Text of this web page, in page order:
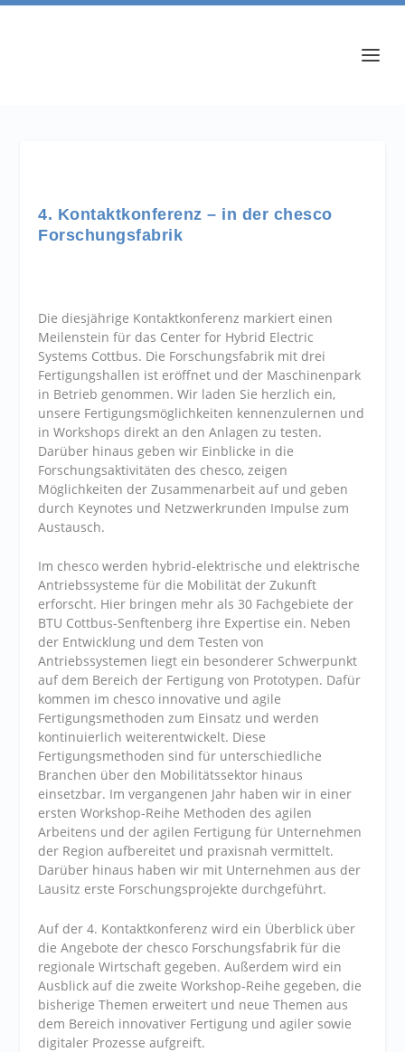
4. Kontaktkonferenz – in der chesco
Forschungsfabrik
Die diesjährige Kontaktkonferenz markiert einen
Meilenstein für das Center for Hybrid Electric
Systems Cottbus. Die Forschungsfabrik mit drei
Fertigungshallen ist eröffnet und der Maschinenpark
in Betrieb genommen. Wir laden Sie herzlich ein,
unsere Fertigungsmöglichkeiten kennenzulernen und
in Workshops direkt an den Anlagen zu testen.
Darüber hinaus geben wir Einblicke in die
Forschungsaktivitäten des chesco, zeigen
Möglichkeiten der Zusammenarbeit auf und geben
durch Keynotes und Netzwerkrunden Impulse zum
Austausch.
Im chesco werden hybrid-elektrische und elektrische
Antriebssysteme für die Mobilität der Zukunft
erforscht. Hier bringen mehr als 30 Fachgebiete der
BTU Cottbus-Senftenberg ihre Expertise ein. Neben
der Entwicklung und dem Testen von
Antriebssystemen liegt ein besonderer Schwerpunkt
auf dem Bereich der Fertigung von Prototypen. Dafür
kommen im chesco innovative und agile
Fertigungsmethoden zum Einsatz und werden
kontinuierlich weiterentwickelt. Diese
Fertigungsmethoden sind für unterschiedliche
Branchen über den Mobilitätssektor hinaus
einsetzbar. Im vergangenen Jahr haben wir in einer
ersten Workshop-Reihe Methoden des agilen
Arbeitens und der agilen Fertigung für Unternehmen
der Region aufbereitet und praxisnah vermittelt.
Darüber hinaus haben wir mit Unternehmen aus der
Lausitz erste Forschungsprojekte durchgeführt.
Auf der 4. Kontaktkonferenz wird ein Überblick über
die Angebote der chesco Forschungsfabrik für die
regionale Wirtschaft gegeben. Außerdem wird ein
Ausblick auf die zweite Workshop-Reihe gegeben, die
bisherige Themen erweitert und neue Themen aus
dem Bereich innovativer Fertigung und agiler sowie
digitaler Prozesse aufgreift.